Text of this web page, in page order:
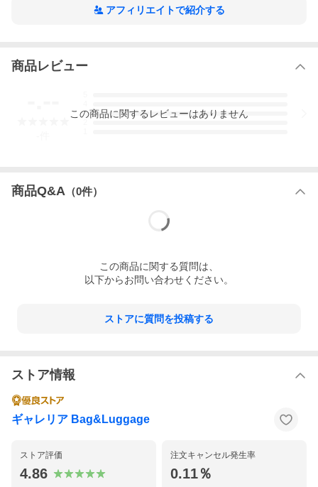
アフィリエイトで紹介する
商品レビュー
3
この商品に関するレビューはありません
商品Q&A （0件）
この商品に関する質問は、
以下からお問い合わせください。
ストアに質問を投稿する
ストア情報
ギャレリア Bag&Luggage
ストア評価
4.86
注文キャンセル発生率
0.11％